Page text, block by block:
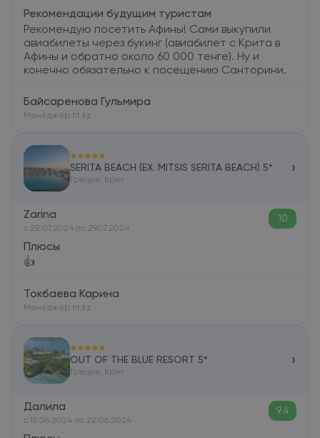
Рекомендации будущим туристам
Рекомендую посетить Афины! Сами выкупили
авиабилеты через букинг (авиабилет с Крита в
Афины и обратно около 60 000 тенге). Ну и
конечно обязательно к посещению Санторини.
Байсаренова Гульмира
Менеджер ht.kz
SERITA BEACH (EX. MITSIS SERITA BEACH) 5*
Греция, Крит
›
Zarina
c 22.07.2024 по 29.07.2024
10
Плюсы
👍
Токбаева Карина
Менеджер ht.kz
OUT OF THE BLUE RESORT 5*
Греция, Крит
›
Далила
c 15.06.2024 по 22.06.2024
9.4